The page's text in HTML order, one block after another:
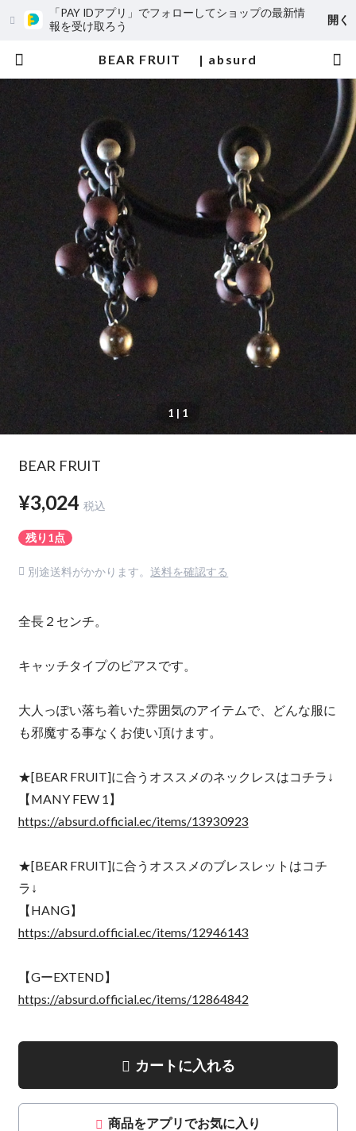
「PAY IDアプリ」でフォローしてショップの最新情
報を受け取ろう
開く
BEAR FRUIT | absurd
1 | 1
BEAR FRUIT
¥3,024 税込
残り1点
別途送料がかかります。 送料を確認する
全長２センチ。
キャッチタイプのピアスです。
大人っぽい落ち着いた雰囲気のアイテムで、どんな服に
も邪魔する事なくお使い頂けます。
★[BEAR FRUIT]に合うオススメのネックレスはコチラ↓
【MANY FEW 1】
https://absurd.official.ec/items/13930923
★[BEAR FRUIT]に合うオススメのブレスレットはコチ
ラ↓
【HANG】
https://absurd.official.ec/items/12946143
【GーEXTEND】
https://absurd.official.ec/items/12864842
カートに入れる
商品をアプリでお気に入り